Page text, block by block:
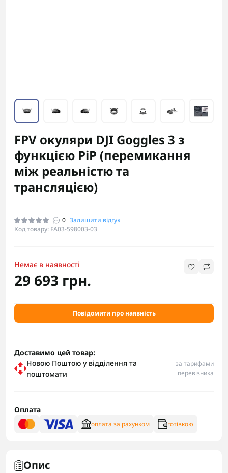
FPV окуляри DJI Goggles 3 з
функцією PiP (перемикання
між реальністю та
трансляцією)
0 Залишити відгук
Код товару: FA03-598003-03
Немає в наявності
29 693 грн.
Повідомити про наявність
Доставимо цей товар:
Новою Поштою у відділення та
поштомати
за тарифами
перевізника
Оплата
оплата за рахунком готівкою
Опис